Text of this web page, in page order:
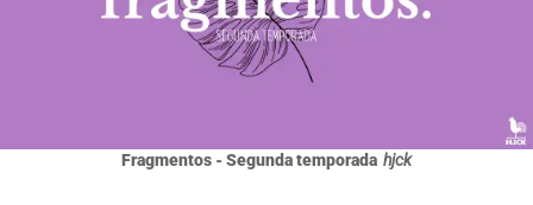
Fragmentos - Segunda temporada hjck